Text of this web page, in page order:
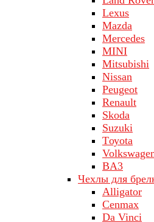
Lехus
Mazda
Merсеdеs
MINI
Mitsubishi
Nissan
Peugeot
Renault
Skoda
Suzuki
Tоуоta
ВA3
Чехлы для
Alligator
Cenmax
Da Vinci